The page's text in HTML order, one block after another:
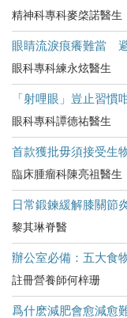
精神科專科麥棨諾醫生
眼睛流淚痕癢難當
眼科專科練永炫醫生
「射哩眼」豈止習
眼科專科譚德祐醫生
首款獲批毋須接受生
臨床腫瘤科陳亮祖醫生
日常鍛鍊緩解膝關節
黎其琳脊醫
辦公室必備：五大食
註冊營養師何梓珊
爲什麽減肥會愈減愈